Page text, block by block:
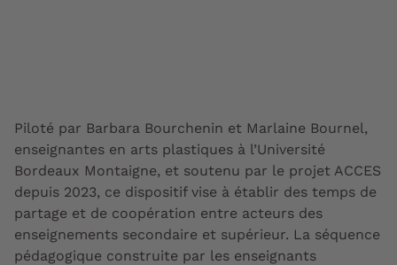
Piloté par Barbara Bourchenin et Marlaine Bournel,
enseignantes en arts plastiques à l’Université
Bordeaux Montaigne, et soutenu par le projet ACCES
depuis 2023, ce dispositif vise à établir des temps de
partage et de coopération entre acteurs des
enseignements secondaire et supérieur. La séquence
pédagogique construite par les enseignants